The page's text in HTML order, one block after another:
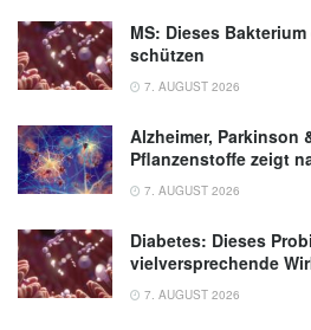
MS: Dieses
schützen
7. AUGUST 2026
Alzheimer, Parkinson
Pflanzenstoffe zeigt
7. AUGUST 2026
Diabetes: Dieses
vielversprechende
7. AUGUST 2026